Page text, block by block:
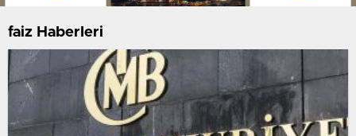
faiz Haberleri